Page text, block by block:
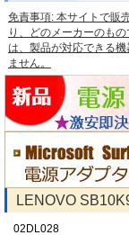
免責事項: 本サイトで販
り、どのメーカーのも
は、製品が対応できる
ません。
LENOVO
02DL028